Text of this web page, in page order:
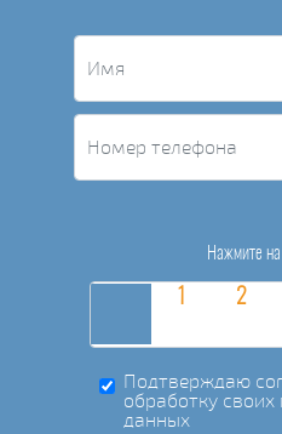
Нажмите
Подтверждаю
обработку
данных